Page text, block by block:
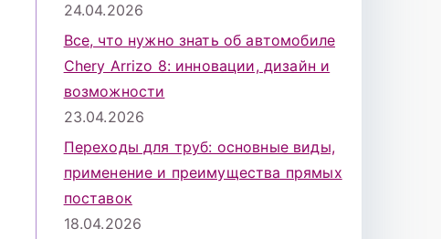
24.04.2026
Все, что нужно знать об автомобиле
Chery Arrizo 8: инновации, дизайн и
возможности
23.04.2026
Переходы для труб: основные виды,
применение и преимущества прямых
поставок
18.04.2026